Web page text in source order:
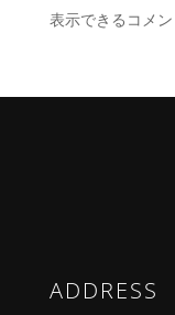
表示できるコメン
ADDRESS